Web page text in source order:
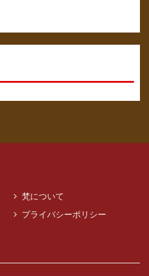
梵について
プライバシーポリシー